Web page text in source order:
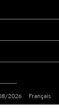
2026